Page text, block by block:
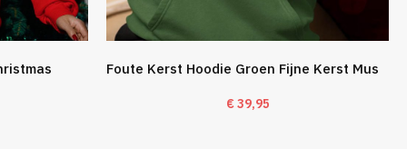
Foute Kerst Hoodie Groen Fijne Kerst Mus
€39,95